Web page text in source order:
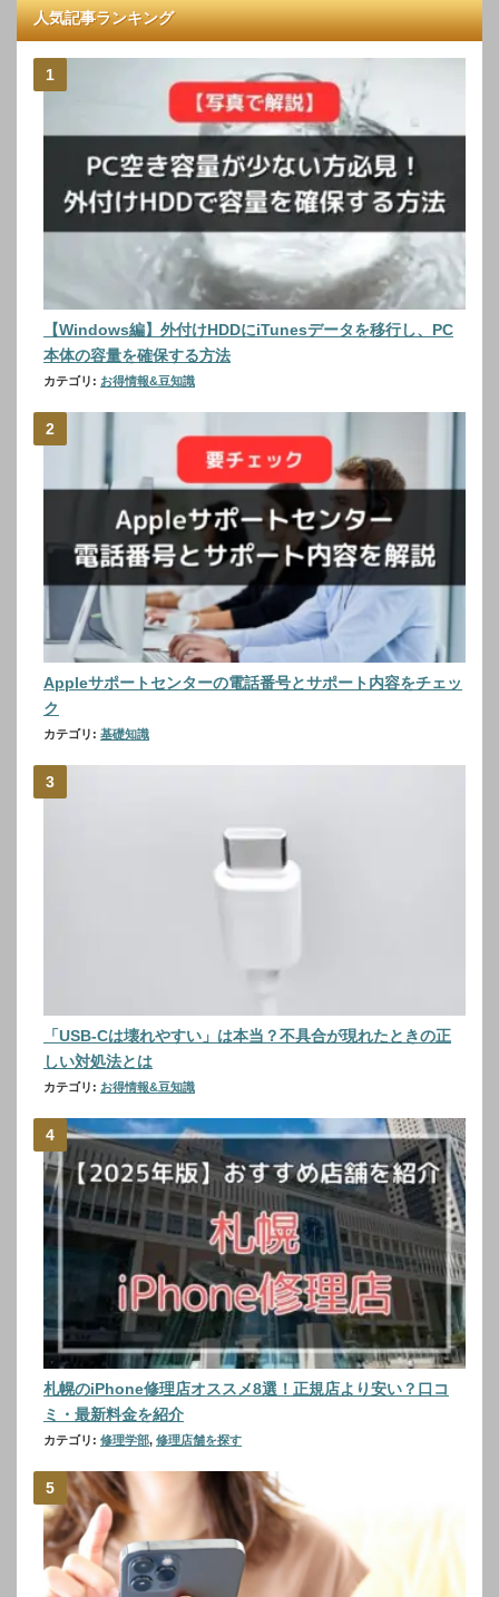
人気記事ランキング
【Windows編】外付けHDDにiTunesデータを移行し、PC
本体の容量を確保する方法
カテゴリ: お得情報&豆知識
Appleサポートセンターの電話番号とサポート内容をチェッ
ク
カテゴリ: 基礎知識
「USB-Cは壊れやすい」は本当？不具合が現れたときの正
しい対処法とは
カテゴリ: お得情報&豆知識
札幌のiPhone修理店オススメ8選！正規店より安い？口コ
ミ・最新料金を紹介
カテゴリ: 修理学部, 修理店舗を探す